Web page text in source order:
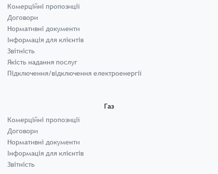
Комерційні пропозиції
Договори
Нормативні документи
Інформація для клієнтів
Звітність
Якість надання послуг
Підключення/відключення електроенергії
Газ
Комерційні пропозиції
Договори
Нормативні документи
Інформація для клієнтів
Звітність